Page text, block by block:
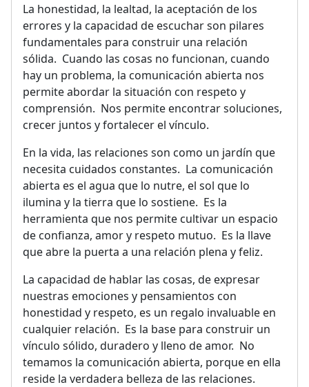
La honestidad, la lealtad, la aceptación de los
errores y la capacidad de escuchar son pilares
fundamentales para construir una relación
sólida. Cuando las cosas no funcionan, cuando
hay un problema, la comunicación abierta nos
permite abordar la situación con respeto y
comprensión. Nos permite encontrar soluciones,
crecer juntos y fortalecer el vínculo.
En la vida, las relaciones son como un jardín que
necesita cuidados constantes. La comunicación
abierta es el agua que lo nutre, el sol que lo
ilumina y la tierra que lo sostiene. Es la
herramienta que nos permite cultivar un espacio
de confianza, amor y respeto mutuo. Es la llave
que abre la puerta a una relación plena y feliz.
La capacidad de hablar las cosas, de expresar
nuestras emociones y pensamientos con
honestidad y respeto, es un regalo invaluable en
cualquier relación. Es la base para construir un
vínculo sólido, duradero y lleno de amor. No
temamos la comunicación abierta, porque en ella
reside la verdadera belleza de las relaciones.